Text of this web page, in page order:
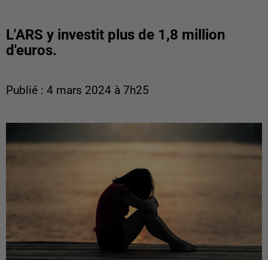
L'ARS y investit plus de 1,8 million
d'euros.
Publié : 4 mars 2024 à 7h25